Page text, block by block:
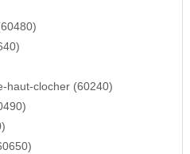
haut-clocher (60240)